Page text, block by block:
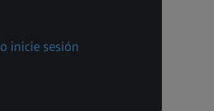
o inicie sesión